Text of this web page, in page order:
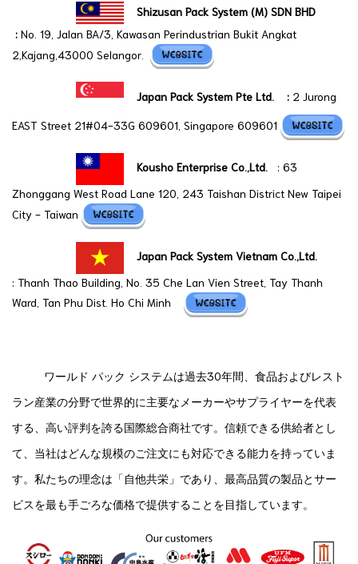
Shizusan Pack System (M) SDN BHD
: No. 19, Jalan BA/3, Kawasan Perindustrian Bukit Angkat
2,Kajang,43000 Selangor.
Japan Pack System Pte Ltd. : 2 Jurong
EAST Street 21#04-33G 609601, Singapore 609601
Kousho Enterprise Co.,Ltd. : 63
Zhonggang West Road Lane 120, 243 Taishan District New Taipei
City - Taiwan
Japan Pack System Vietnam Co.,Ltd.
: Thanh Thao Building, No. 35 Che Lan Vien Street, Tay Thanh
Ward, Tan Phu Dist. Ho Chi Minh
ワールド パック システムは過去30年間、食品およびレスト
ラン産業の分野で世界的に主要なメーカーやサプライヤーを代表
する、高い評判を誇る国際総合商社です。信頼できる供給者とし
て、当社はどんな規模のご注文にも対応できる能力を持っていま
す。私たちの理念は「自他共栄」であり、最高品質の製品とサー
ビスを最も手ごろな価格で提供することを目指しています。